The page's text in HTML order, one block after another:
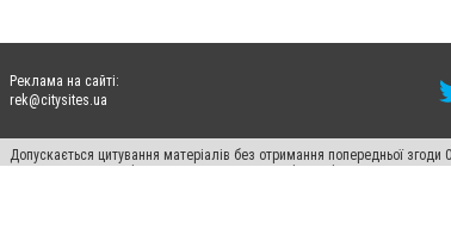
Реклама на сайті:
rek@citysites.ua
Допускається цитування матеріалів без отримання попередньої
пошукових систем гіперпосилання на цитовані статті не нижче